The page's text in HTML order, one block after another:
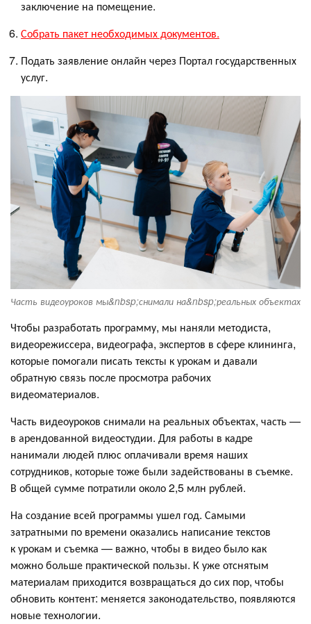
заключение на помещение.
Собрать пакет необходимых документов.
Подать заявление онлайн через Портал государственных
услуг.
Часть видеоуроков мы&nbsp;снимали на&nbsp;реальных объектах
Чтобы разработать программу, мы наняли методиста,
видеорежиссера, видеографа, экспертов в сфере клининга,
которые помогали писать тексты к урокам и давали
обратную связь после просмотра рабочих
видеоматериалов.
Часть видеоуроков снимали на реальных объектах, часть —
в арендованной видеостудии. Для работы в кадре
нанимали людей плюс оплачивали время наших
сотрудников, которые тоже были задействованы в съемке.
В общей сумме потратили около 2,5 млн рублей.
На создание всей программы ушел год. Самыми
затратными по времени оказались написание текстов
к урокам и съемка — важно, чтобы в видео было как
можно больше практической пользы. К уже отснятым
материалам приходится возвращаться до сих пор, чтобы
обновить контент: меняется законодательство, появляются
новые технологии.